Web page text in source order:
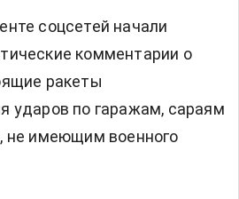
соцсетей начали
комментарии о
ракеты
ударов по гаражам, сараям
не имеющим военного